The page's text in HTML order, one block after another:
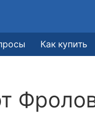
Как купить